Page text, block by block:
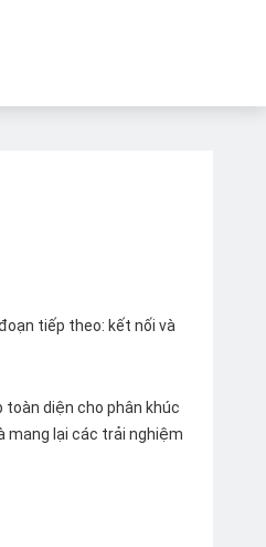
tiếp theo: kết nối và
toàn diện cho phân khúc
mang lại các trải nghiệm